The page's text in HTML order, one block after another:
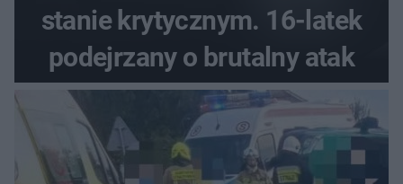
stanie krytycznym. 16-latek
podejrzany o brutalny atak